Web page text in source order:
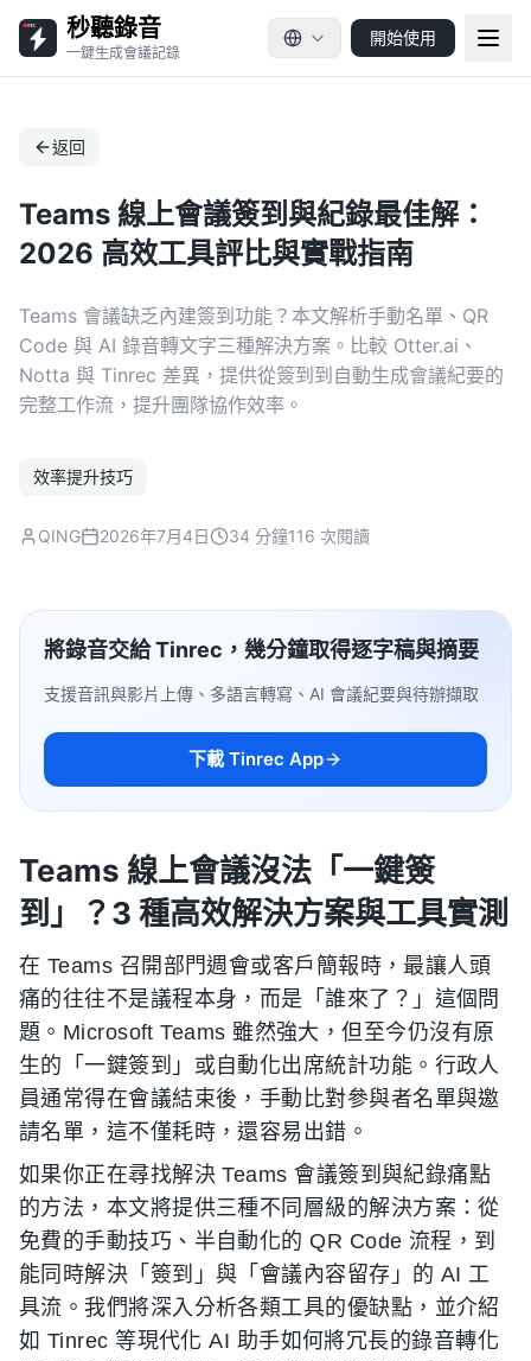
秒聽錄音
一鍵生成會議記錄
開始使用
返回
Teams 線上會議簽到與紀錄最佳解：
2026 高效工具評比與實戰指南
Teams 會議缺乏內建簽到功能？本文解析手動名單、QR
Code 與 AI 錄音轉文字三種解決方案。比較 Otter.ai、
Notta 與 Tinrec 差異，提供從簽到到自動生成會議紀要的
完整工作流，提升團隊協作效率。
效率提升技巧
QING 2026年7月4日 34 分鐘116 次閱讀
將錄音交給 Tinrec，幾分鐘取得逐字稿與摘要
支援音訊與影片上傳、多語言轉寫、AI 會議紀要與待辦擷取
下載 Tinrec App
Teams 線上會議沒法「一鍵簽
到」？3 種高效解決方案與工具實測
在 Teams 召開部門週會或客戶簡報時，最讓人頭
痛的往往不是議程本身，而是「誰來了？」這個問
題。Microsoft Teams 雖然強大，但至今仍沒有原
生的「一鍵簽到」或自動化出席統計功能。行政人
員通常得在會議結束後，手動比對參與者名單與邀
請名單，這不僅耗時，還容易出錯。
如果你正在尋找解決 Teams 會議簽到與紀錄痛點
的方法，本文將提供三種不同層級的解決方案：從
免費的手動技巧、半自動化的 QR Code 流程，到
能同時解決「簽到」與「會議內容留存」的 AI 工
具流。我們將深入分析各類工具的優缺點，並介紹
如 Tinrec 等現代化 AI 助手如何將冗長的錄音轉化